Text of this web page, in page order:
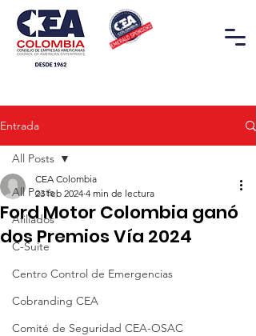
Entrada
All Posts
Afiliados
C-Suite
Centro Control de Emergencias
Cobranding CEA
Comité de Seguridad CEA-OSAC
All Posts
Ford Motor Colombia ganó
dos Premios Vía 2024
CEA Colombia
23 feb 2024 4 min de lectura